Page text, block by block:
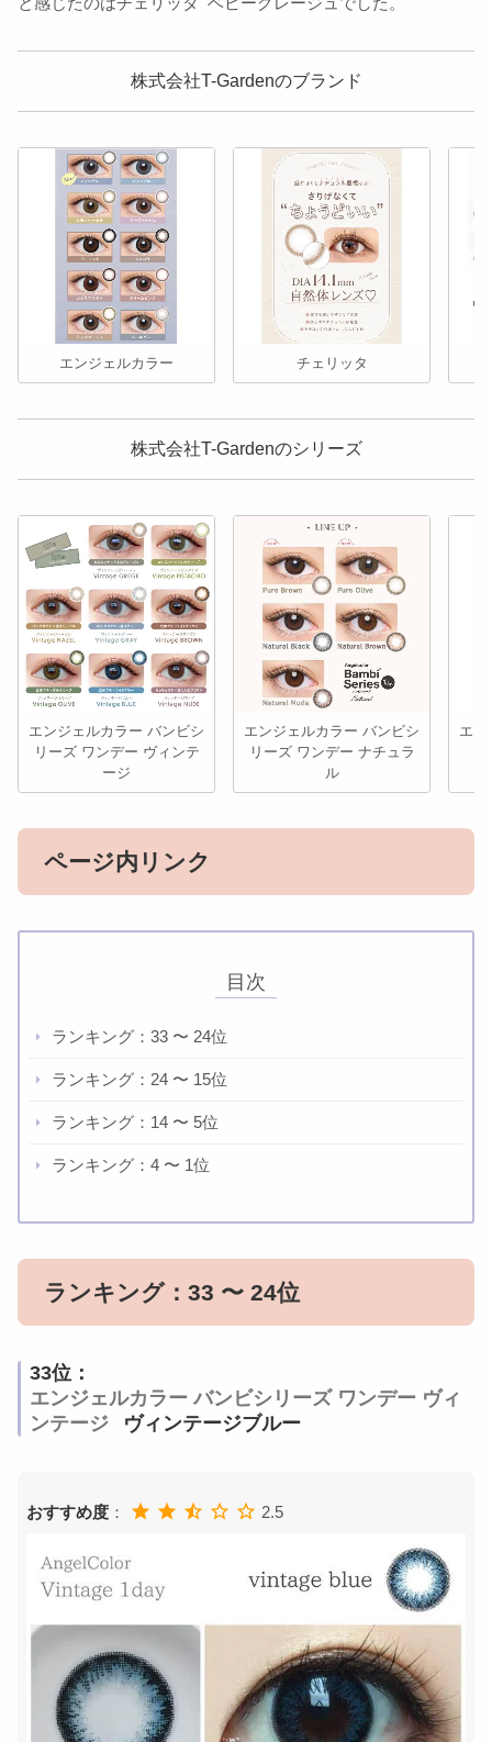
株式会社T-Gardenのブランド
エンジェルカラー チェリッタ
株式会社T-Gardenのシリーズ
エンジェルカラー バンビシ
リーズ ワンデー ヴィンテ
ージ
エンジェルカラー バンビシ
リーズ ワンデー ナチュラ
ル
エン
ページ内リンク
目次
ランキング：33 〜 24位
ランキング：24 〜 15位
ランキング：14 〜 5位
ランキング：4 〜 1位
ランキング：33 〜 24位
33位：
エンジェルカラー バンビシリーズ ワンデー ヴィ
ンテージ
ヴィンテージブルー
おすすめ度 ： 2.5